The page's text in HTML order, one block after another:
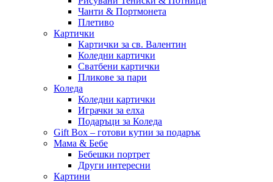
Чанти & Портмонета
Плетиво
Картички
Картички за св. Валентин
Коледни картички
Сватбени картички
Пликове за пари
Коледа
Коледни картички
Играчки за елха
Подаръци за Коледа
Gift Box – готови кутии за подарък
Мама & Бебе
Бебешки портрет
Други интересни
Картини